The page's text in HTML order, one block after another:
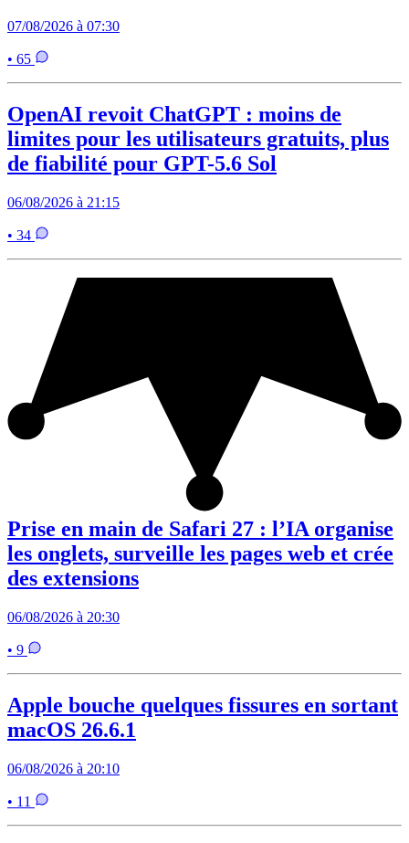
07/08/2026 à 07:30
• 65
OpenAI revoit ChatGPT : moins de
limites pour les utilisateurs gratuits, plus
de fiabilité pour GPT-5.6 Sol
06/08/2026 à 21:15
• 34
Prise en main de Safari 27 : l’IA organise
les onglets, surveille les pages web et crée
des extensions
06/08/2026 à 20:30
• 9
Apple bouche quelques fissures en sortant
macOS 26.6.1
06/08/2026 à 20:10
• 11